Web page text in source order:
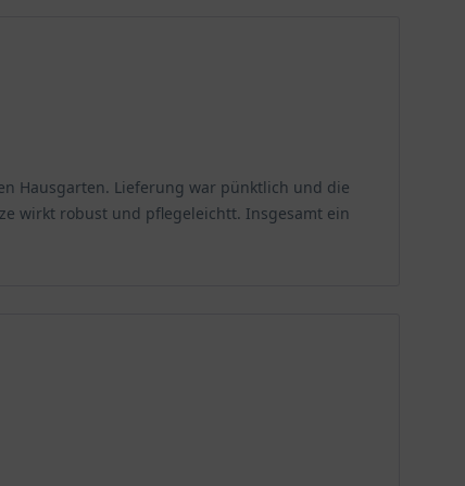
Hausgarten. Lieferung war pünktlich und die
wirkt robust und pflegeleichtt. Insgesamt ein